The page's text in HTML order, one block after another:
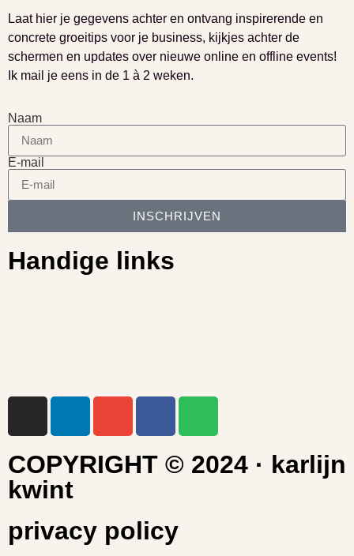
Laat hier je gegevens achter en ontvang inspirerende en
concrete groeitips voor je business, kijkjes achter de
schermen en updates over nieuwe online en offline events!
Ik mail je eens in de 1 à 2 weken.
Naam
E-mail
INSCHRIJVEN
Handige links
COPYRIGHT © 2024 · karlijn
kwint
privacy policy